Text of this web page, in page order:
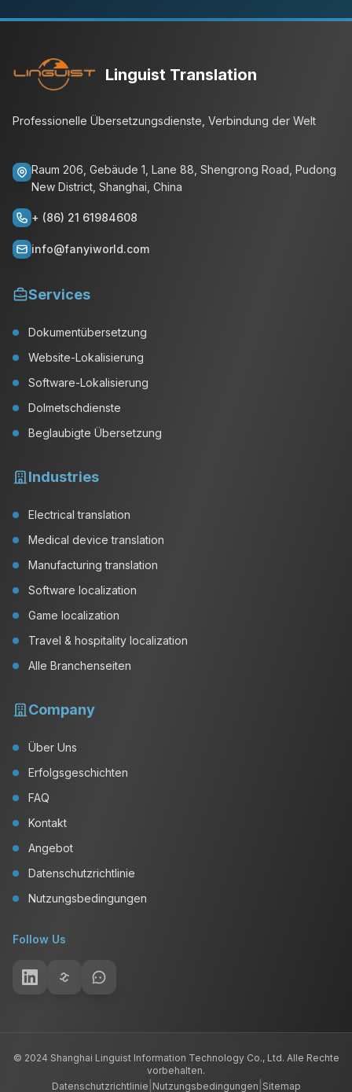
Linguist Translation
Professionelle Übersetzungsdienste, Verbindung der Welt
Raum 206, Gebäude 1, Lane 88, Shengrong Road, Pudong
New District, Shanghai, China
+ (86) 21 61984608
info@fanyiworld.com
Services
Dokumentübersetzung
Website-Lokalisierung
Software-Lokalisierung
Dolmetschdienste
Beglaubigte Übersetzung
Industries
Electrical translation
Medical device translation
Manufacturing translation
Software localization
Game localization
Travel & hospitality localization
Alle Branchenseiten
Company
Über Uns
Erfolgsgeschichten
FAQ
Kontakt
Angebot
Datenschutzrichtlinie
Nutzungsbedingungen
Follow Us
© 2024 Shanghai Linguist Information Technology Co., Ltd. Alle Rechte
vorbehalten.
Datenschutzrichtlinie Nutzungsbedingungen Sitemap